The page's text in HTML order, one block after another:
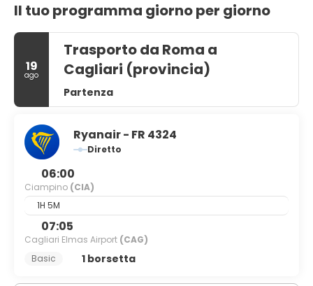
Il tuo programma giorno per giorno
19
ago
Trasporto da Roma a
Cagliari (provincia)
Partenza
Ryanair - FR 4324
Diretto
06:00
Ciampino (CIA)
1H 5M
07:05
Cagliari Elmas Airport (CAG)
Basic
1 borsetta